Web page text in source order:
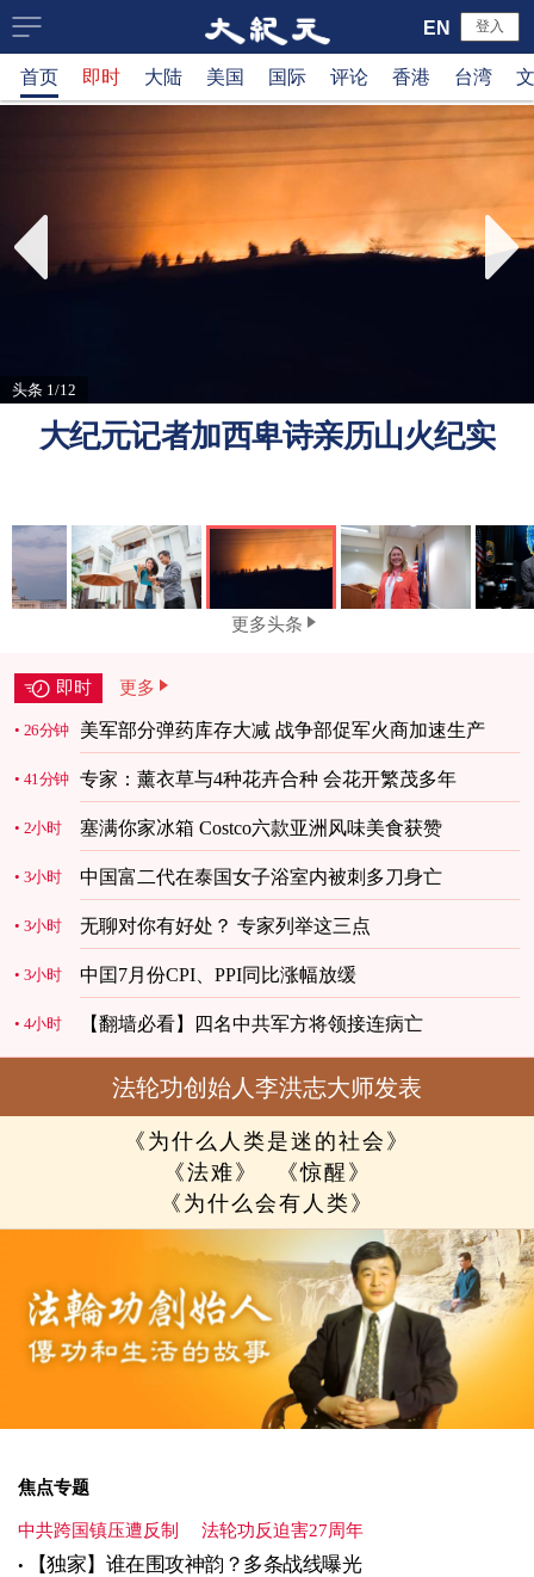
大
纪
新
网
登入
EN
首页 即时 大陆 美国 国际 评论 香港 台湾
头条 1/12
大纪元记者加西卑诗亲历山火纪实
更多头条
即时 更多
26分钟 美军部分弹药库存大减 战争部促军火商加速生产
41分钟 专家：薰衣草与4种花卉合种 会花开繁茂多年
2小时 塞满你家冰箱 Costco六款亚洲风味美食获赞
3小时 中国富二代在泰国女子浴室内被刺多刀身亡
3小时 无聊对你有好处？ 专家列举这三点
3小时 中囯7月份CPI、PPI同比涨幅放缓
4小时 【翻墙必看】四名中共军方将领接连病亡
法轮功创始人李洪志大师发表
《为什么人类是迷的社会》
《法难》
《惊醒》
《为什么会有人类》
焦点专题
中共跨国镇压遭反制 法轮功反迫害27周年
【独家】谁在围攻神韵？多条战线曝光